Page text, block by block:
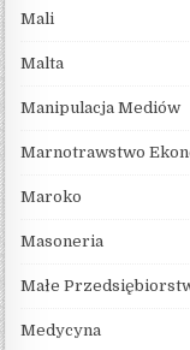
Mali
Malta
Manipulacja Mediów
Marnotrawstwo
Maroko
Masoneria
Małe
Medycyna